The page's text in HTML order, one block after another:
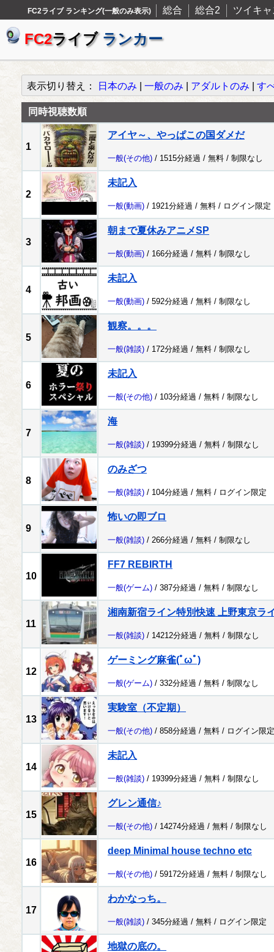
FC2ライブ ランキング(一般のみ表示) 総合 総合2 ツイキャ
FC2ライブ ランカー
表示切り替え： 日本のみ 一般のみ アダルトのみ す
同時視聴数順
1
アイヤ～、やっぱこの国ダメだ
一般(その他) / 1515分経過 / 無料 / 制限なし
2
未記入
一般(動画) / 1921分経過 / 無料 / ログイン限定
3
朝まで夏休みアニメSP
一般(動画) / 166分経過 / 無料 / 制限なし
4
未記入
一般(動画) / 592分経過 / 無料 / 制限なし
5
観察。。。
一般(雑談) / 172分経過 / 無料 / 制限なし
6
未記入
一般(その他) / 103分経過 / 無料 / 制限なし
7
海
一般(雑談) / 19399分経過 / 無料 / 制限なし
8
のみざつ
一般(雑談) / 104分経過 / 無料 / ログイン限定
9
怖いの即ブロ
一般(雑談) / 266分経過 / 無料 / 制限なし
10
FF7 REBIRTH
一般(ゲーム) / 387分経過 / 無料 / 制限なし
11
湘南新宿ライン特別快速 上野東京ラ
一般(雑談) / 14212分経過 / 無料 / 制限なし
12
ゲーミング麻雀(ﾟωﾟ)
一般(ゲーム) / 332分経過 / 無料 / 制限なし
13
実験室（不定期）
一般(その他) / 858分経過 / 無料 / ログイン限定
14
未記入
一般(雑談) / 19399分経過 / 無料 / 制限なし
15
グレン通信♪
一般(その他) / 14274分経過 / 無料 / 制限なし
16
deep Minimal house techno etc
一般(その他) / 59172分経過 / 無料 / 制限なし
17
わかなっち。
一般(雑談) / 345分経過 / 無料 / ログイン限定
地獄の底の。